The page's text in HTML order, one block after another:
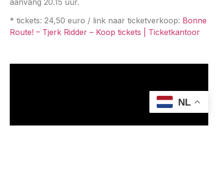
* tickets: 24,50 euro / link naar ticketverkoop: Bonne
Route! – Tjerk Ridder – Koop tickets | Ticketkantoor
NL